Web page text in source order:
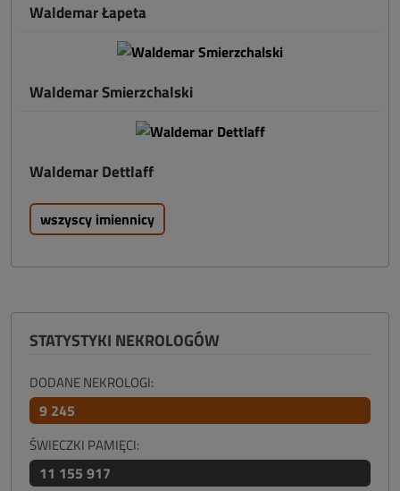
Waldemar Łapeta
Waldemar Smierzchalski
Waldemar Dettlaff
wszyscy imiennicy
STATYSTYKI NEKROLOGÓW
DODANE NEKROLOGI:
9 245
ŚWIECZKI PAMIĘCI:
11 155 917